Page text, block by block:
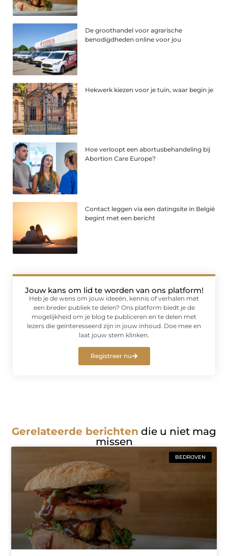
De groothandel voor agrarische
benodigdheden online voor jou
Hekwerk kiezen voor je tuin, waar begin je
Hoe verloopt een abortusbehandeling bij
Abortion Care Europe?
Contact leggen via een datingsite in België
begint met een bericht
Jouw kans om lid te worden van ons platform!
Heb je de wens om jouw ideeën, kennis of verhalen met
een breder publiek te delen? Ons platform biedt je de
mogelijkheid om je blog te publiceren en te delen met
lezers die geïnteresseerd zijn in jouw inhoud. Doe mee en
laat jouw stem klinken.
Registreer nu
Gerelateerde berichten die u niet mag
missen
BEDRIJVEN